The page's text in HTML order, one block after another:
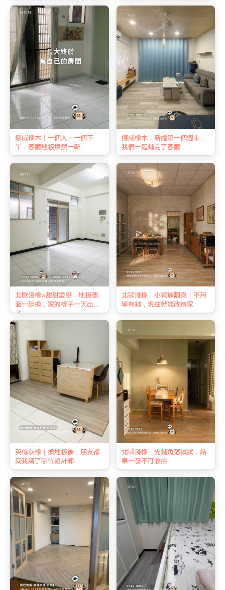
挪威橡木｜一個人、一個下
午，客廳地板煥然一新
挪威橡木｜新婚第一個週末，
我們一起鋪完了客廳
北歐淺橡×甜甜愛戀｜地板牆
面一起換，家的樣子一天出來
了
北歐淺橡｜小資族翻身｜不用
等有錢，現在就能改造家
英倫灰橡｜換地板後，朋友都
問我請了哪位設計師
北歐淺橡｜先鋪角落試試，結
果一發不可收拾